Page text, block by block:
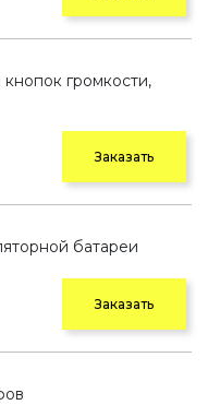
громкости,
Заказать
батареи
Заказать